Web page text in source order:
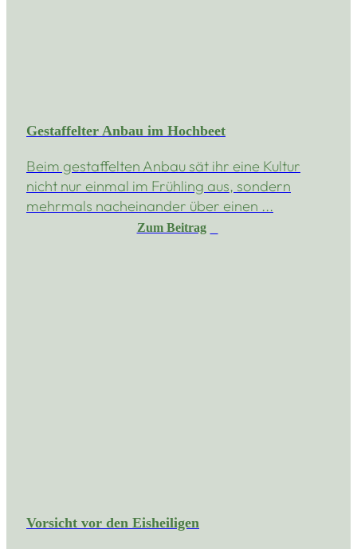
Gestaffelter Anbau im Hochbeet
Beim gestaffelten Anbau sät ihr eine Kultur
nicht nur einmal im Frühling aus, sondern
mehrmals nacheinander über einen ...
Zum Beitrag
Vorsicht vor den Eisheiligen